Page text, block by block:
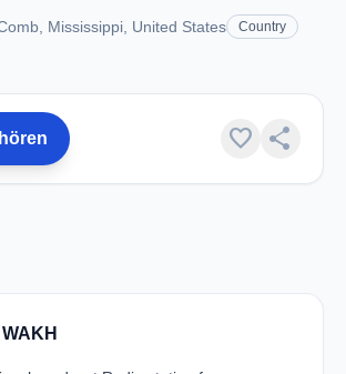
Mississippi, United States Country
favorite share